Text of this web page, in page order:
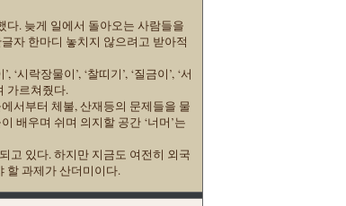
다. 늦게 일에서 돌아오는 사람들을
자 한마디 놓치지 않으려고 받아적
시락장물이’, ‘찰띠기’, ‘질금이’, ‘서
가르쳐줬다.
서부터 체불, 산재등의 문제들을 물
배우며 쉬며 의지할 공간 ‘너머’는
고 있다. 하지만 지금도 여전히 외국
할 과제가 산더미이다.